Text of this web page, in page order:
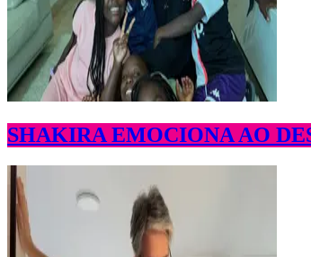
SHAKIRA EMOCIONA AO